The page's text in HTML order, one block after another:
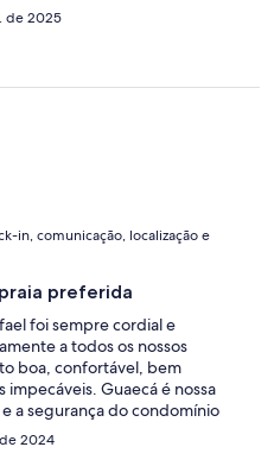
de 2025
in, comunicação, localização e
preferida
foi sempre cordial e
a todos os nossos
boa, confortável, bem
Guaecá é nossa
a segurança do condomínio
sempre simpática, nos
da casa, gostamos muito
2024